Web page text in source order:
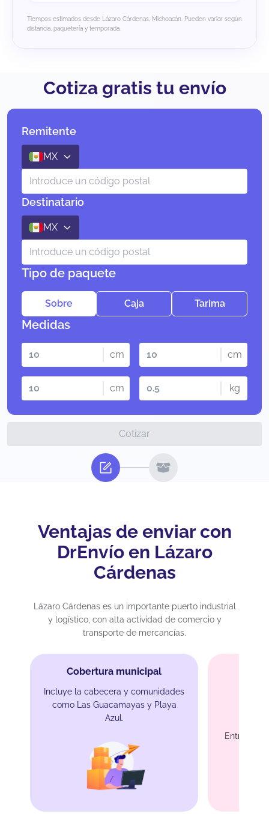
Tiempos estimados desde Lázaro Cárdenas, Michoacán. Pueden variar según
distancia, paquetería y temporada.
Cotiza gratis tu envío
Remitente
MX
Destinatario
MX
Tipo de paquete
Sobre Caja Tarima
Medidas
cm cm
cm kg
Cotizar
Ventajas de enviar con
DrEnvío en Lázaro
Cárdenas
Lázaro Cárdenas es un importante puerto industrial
y logístico, con alta actividad de comercio y
transporte de mercancías.
Cobertura municipal
Incluye la cabecera y comunidades
como Las Guacamayas y Playa
Azul.
Entrega